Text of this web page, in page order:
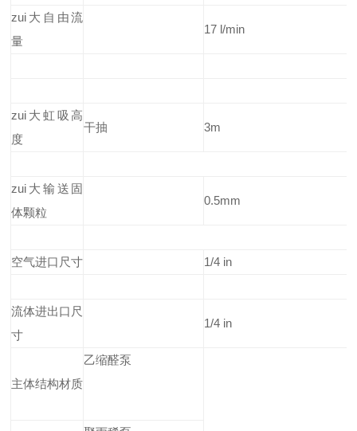
zui大自由流
量
17 l/min
zui大虹吸高
度
干抽 3m
zui大输送固
体颗粒
0.5mm
空气进口尺寸 1/4 in
流体进出口尺
寸
1/4 in
主体结构材质
乙缩醛泵